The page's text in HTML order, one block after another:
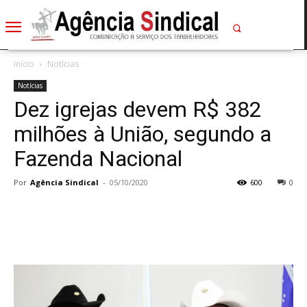
Início Notícias
Notícias
Dez igrejas devem R$ 382
milhões à União, segundo a
Fazenda Nacional
Por Agência Sindical - 05/10/2020 0
600